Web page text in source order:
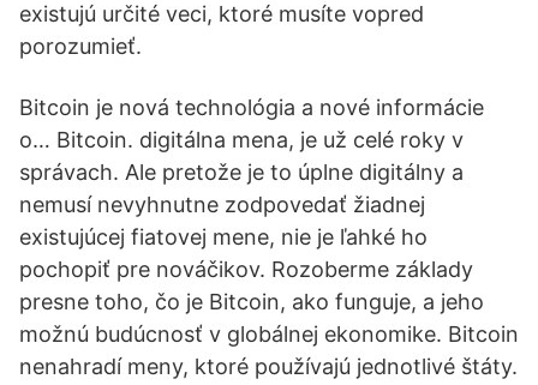
existujú určité veci, ktoré musíte vopred
porozumieť.
Bitcoin je nová technológia a nové informácie
o… Bitcoin. digitálna mena, je už celé roky v
správach. Ale pretože je to úplne digitálny a
nemusí nevyhnutne zodpovedať žiadnej
existujúcej fiatovej mene, nie je ľahké ho
pochopiť pre nováčikov. Rozoberme základy
presne toho, čo je Bitcoin, ako funguje, a jeho
možnú budúcnosť v globálnej ekonomike. Bitcoin
nenahradí meny, ktoré používajú jednotlivé štáty.